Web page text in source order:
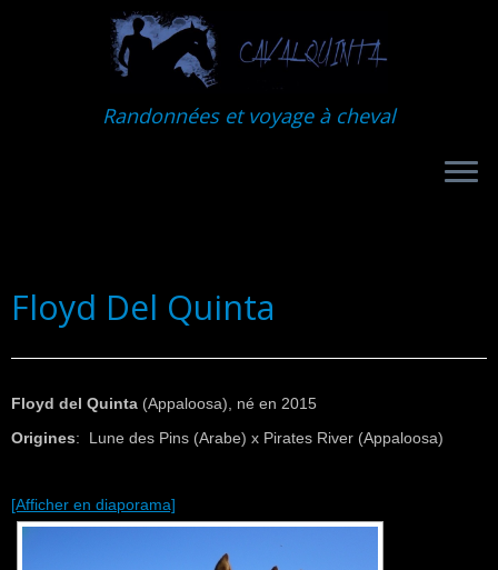
Randonnées et voyage à cheval
Floyd Del Quinta
Floyd del Quinta (Appaloosa), né en 2015
Origines: Lune des Pins (Arabe) x Pirates River (Appaloosa)
[Afficher en diaporama]